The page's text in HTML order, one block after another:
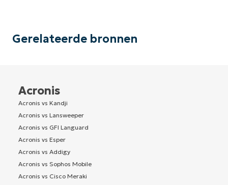
Gerelateerde bronnen
Acronis
Acronis vs Kandji
Acronis vs Lansweeper
Acronis vs GFI Languard
Acronis vs Esper
Acronis vs Addigy
Acronis vs Sophos Mobile
Acronis vs Cisco Meraki